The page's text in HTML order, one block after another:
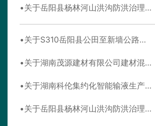
关于岳阳县杨林河山洪沟防洪治理工程环境影响报告表的批复决定公告
关于S310岳阳县公田至新墙公路改建工程（一期）环境影响报告表批复决定公告
关于湖南茂源建材有限公司建材混凝土搅拌站建设项目（年生产商品混凝土60万m3）环境影响报告表受理情况公示
关于湖南科伦集约化智能输液生产线建设项目环境影响报告表拟进行审查的公示
关于岳阳县杨林河山洪沟防洪治理工程环境影响报告表拟进行审查的公示